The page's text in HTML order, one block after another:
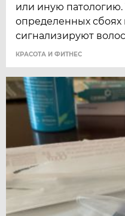
или иную патологию.
определенных сбоях
сигнализируют
КРАСОТА И ФИТНЕС